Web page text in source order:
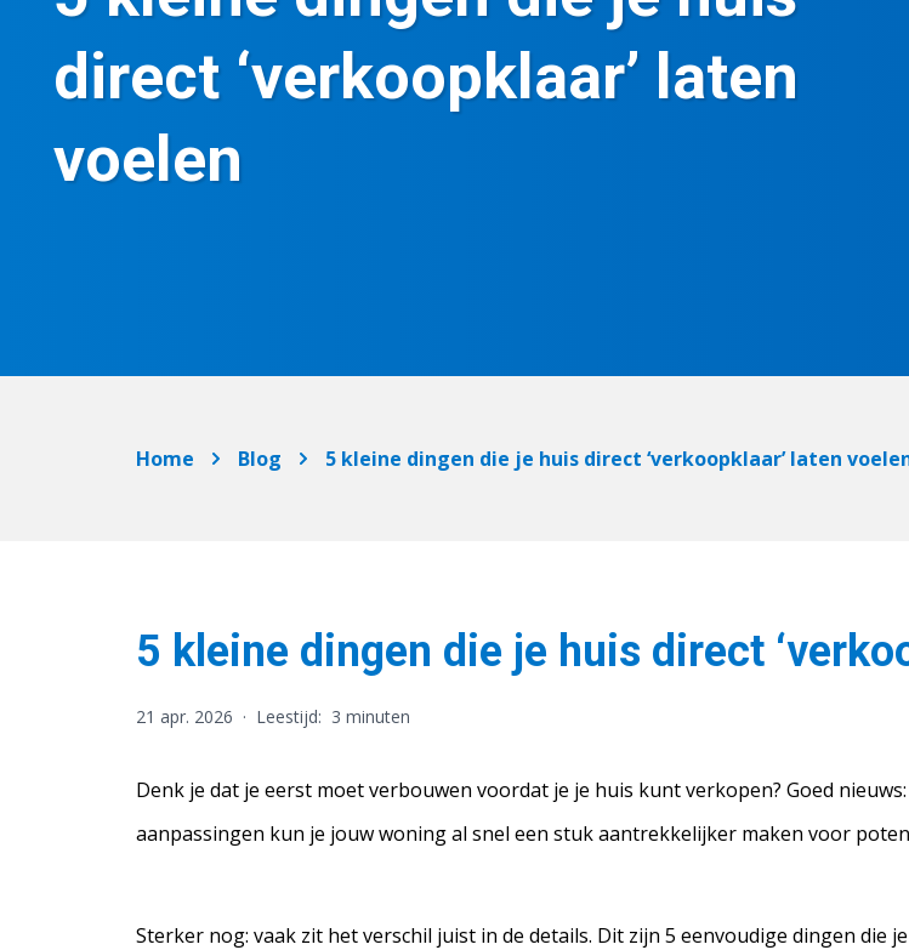
direct ‘verkoopklaar’ laten
voelen
Home Blog 5 kleine dingen die je huis direct ‘verkoopklaar’ laten
5 kleine dingen die je huis direct
21 apr. 2026 · Leestijd: 3 minuten
Denk je dat je eerst moet verbouwen voordat je je huis kunt verkopen? Goed
aanpassingen kun je jouw woning al snel een stuk aantrekkelijker maken voor
Sterker nog: vaak zit het verschil juist in de details. Dit zijn 5 eenvoudige dingen die